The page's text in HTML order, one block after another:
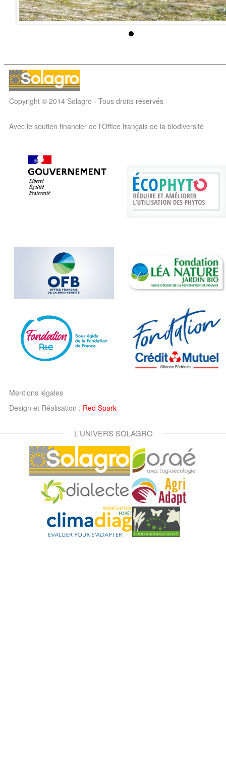
Copyright © 2014 Solagro - Tous droits réservés
Avec le soutien financier de l'Office français de la biodiversité
Mentions légales
Design et Réalisation : Red Spark
L'UNIVERS SOLAGRO